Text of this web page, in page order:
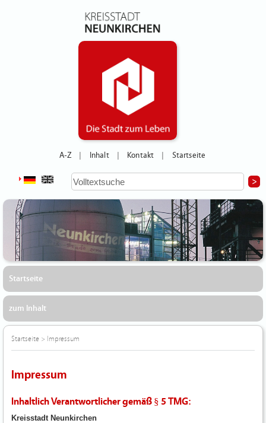
A-Z Inhalt Kontakt Startseite
Startseite
zum Inhalt
Startseite > Impressum
Impressum
Inhaltlich Verantwortlicher gemäß § 5 TMG:
Kreisstadt Neunkirchen